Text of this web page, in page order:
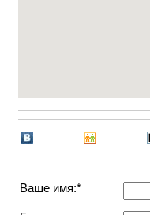
Ваше имя:*